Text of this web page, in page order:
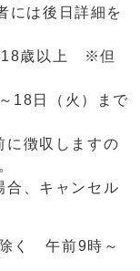
は後日詳細を
歳以上 ※但
（火）まで
しますの
ャンセル
く 午前9時～